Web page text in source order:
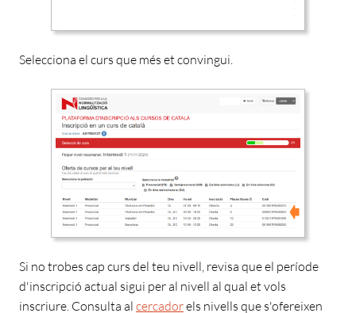
Selecciona el curs que més et convingui.
Si no trobes cap curs del teu nivell, revisa que el període
d'inscripció actual sigui per al nivell al qual et vols
inscriure. Consulta al cercadorels nivells que s'ofereixen